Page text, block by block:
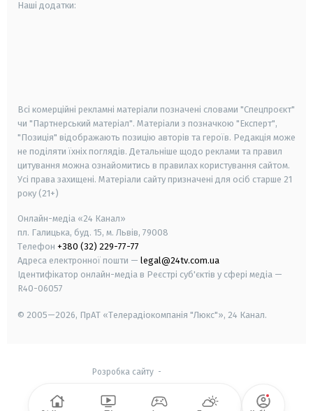
Наші додатки:
Всі комерційні рекламні матеріали позначені словами "Спецпроєкт"
чи "Партнерський матеріал". Матеріали з позначкою "Експерт",
"Позиція" відображають позицію авторів та героїв. Редакція може
не поділяти їхніх поглядів. Детальніше щодо реклами та правил
цитування можна ознайомитись в правилах користування сайтом.
Усі права захищені. Матеріали сайту призначені для осіб старше 21
року (21+)
Онлайн-медіа «24 Канал»
пл. Галицька, буд. 15, м. Львів, 79008
Телефон +380 (32) 229-77-77
Адреса електронної пошти — legal@24tv.com.ua
Ідентифікатор онлайн-медіа в Реєстрі суб'єктів у сфері медіа —
R40-06057
© 2005—2026, ПрАТ «Телерадіокомпанія "Люкс"», 24 Канал.
Розробка сайту-